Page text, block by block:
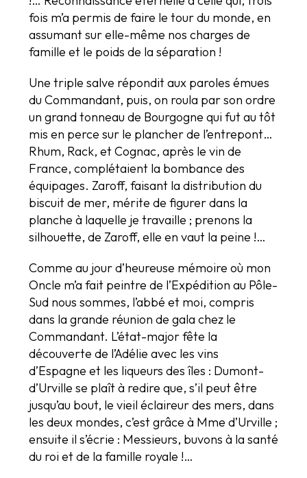
fois m’a permis de faire le tour du monde, en
assumant sur elle-même nos charges de
famille et le poids de la séparation !
Une triple salve répondit aux paroles émues
du Commandant, puis, on roula par son ordre
un grand tonneau de Bourgogne qui fut au tôt
mis en perce sur le plancher de l’entrepont…
Rhum, Rack, et Cognac, après le vin de
France, complétaient la bombance des
équipages. Zaroff, faisant la distribution du
biscuit de mer, mérite de figurer dans la
planche à laquelle je travaille ; prenons la
silhouette, de Zaroff, elle en vaut la peine !…
Comme au jour d’heureuse mémoire où mon
Oncle m’a fait peintre de l’Expédition au Pôle-
Sud nous sommes, l’abbé et moi, compris
dans la grande réunion de gala chez le
Commandant. L’état-major fête la
découverte de l’Adélie avec les vins
d’Espagne et les liqueurs des îles : Dumont-
d’Urville se plaît à redire que, s’il peut être
jusqu’au bout, le vieil éclaireur des mers, dans
les deux mondes, c’est grâce à Mme d’Urville ;
ensuite il s’écrie : Messieurs, buvons à la santé
du roi et de la famille royale !…